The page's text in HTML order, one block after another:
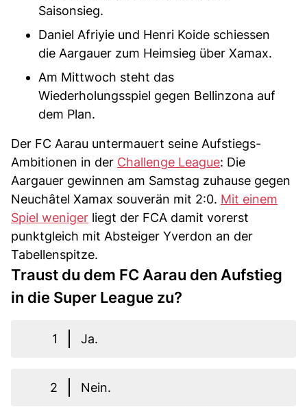
Saisonsieg.
Daniel Afriyie und Henri Koide schiessen
die Aargauer zum Heimsieg über Xamax.
Am Mittwoch steht das
Wiederholungsspiel gegen Bellinzona auf
dem Plan.
Der FC Aarau untermauert seine Aufstiegs-
Ambitionen in der Challenge League: Die
Aargauer gewinnen am Samstag zuhause gegen
Neuchâtel Xamax souverän mit 2:0. Mit einem
Spiel weniger liegt der FCA damit vorerst
punktgleich mit Absteiger Yverdon an der
Tabellenspitze.
Traust du dem FC Aarau den Aufstieg
in die Super League zu?
1 Ja.
2
Nein.